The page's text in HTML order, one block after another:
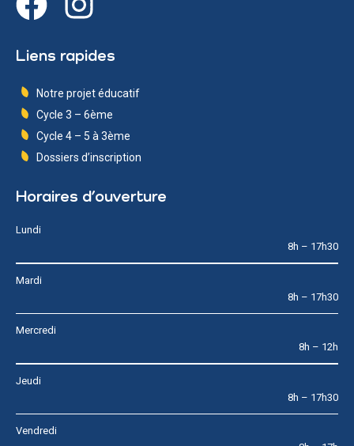
Liens rapides
Notre projet éducatif
Cycle 3 – 6ème
Cycle 4 – 5 à 3ème
Dossiers d’inscription
Horaires d’ouverture
Lundi
8h – 17h30
Mardi
8h – 17h30
Mercredi
8h – 12h
Jeudi
8h – 17h30
Vendredi